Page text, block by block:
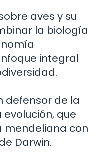
aves y su
la biología
integral
defensor de la
que
mendeliana con
Darwin.